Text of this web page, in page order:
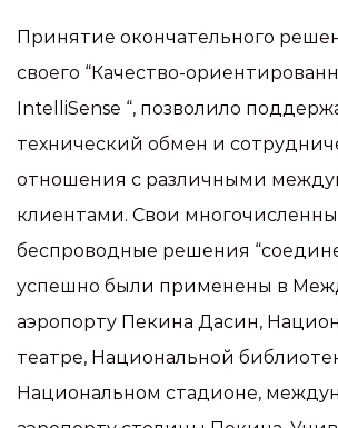
Принятие окончательного
своего “Качество-
IntelliSense “, позволило
технический обмен и
отношения с различными
клиентами. Свои
беспроводные решения
успешно были применены в
аэропорту Пекина Дасин,
театре, Национальной
Национальном стадионе,